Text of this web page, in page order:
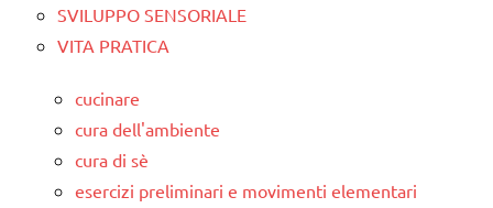
SVILUPPO SENSORIALE
VITA PRATICA
cucinare
cura dell'ambiente
cura di sè
esercizi preliminari e movimenti elementari